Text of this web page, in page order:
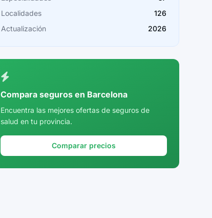
Cantabria
Castellón
Córdoba
Cuenca
Girona
Localidades
126
Actualización
2026
Compara seguros en Barcelona
Encuentra las mejores ofertas de seguros de
salud en tu provincia.
Comparar precios